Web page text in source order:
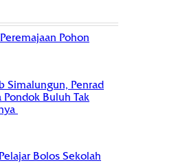
Pohon
Simalungun, Penrad
Pondok Buluh Tak
Bolos Sekolah